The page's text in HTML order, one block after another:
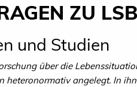
ZU
und Studien
über die
heteronormativ angelegt. In